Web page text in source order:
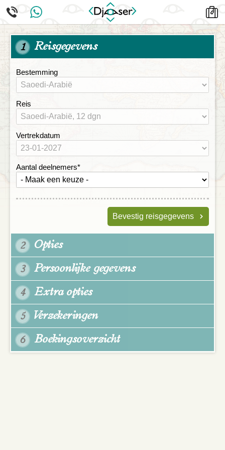
1 Reisgegevens
Bestemming
Reis
Vertrekdatum
Aantal deelnemers*
Bevestig reisgegevens
2 Opties
3 Persoonlijke gegevens
4 Extra opties
5 Verzekeringen
6 Boekingsoverzicht